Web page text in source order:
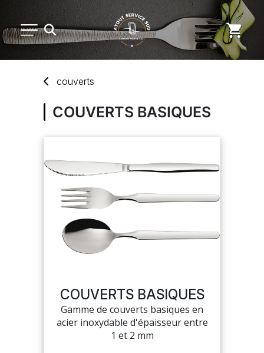
ARTS DE LA TABLE
USAGE UNIQUE
DISTRIBUTION DE REPAS
MARQUES
NOUVEAUTÉS
MON COMPTE
couverts
COUVERTS BASIQUES
COUVERTS BASIQUES
Gamme de couverts basiques en
acier inoxydable d'épaisseur entre
1 et 2 mm